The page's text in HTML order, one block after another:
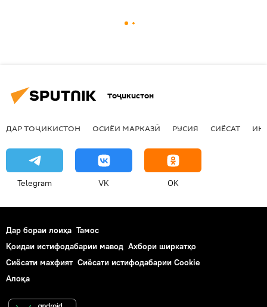
Тоҷикистон
ДАР ТОҶИКИСТОН ОСИЁИ МАРКАЗӢ РУСИЯ СИЁСАТ
Telegram VK OK
Дар бораи лоиҳа Тамос
Қоидаи истифодабарии мавод Ахбори ширкатҳо
Сиёсати махфият Сиёсати истифодабарии Cookie
Алоқа